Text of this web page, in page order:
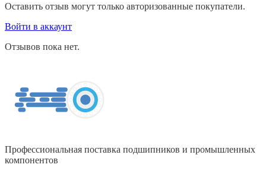
Оставить отзыв могут только авторизованные покупатели.
Войти в аккаунт
Отзывов пока нет.
Профессиональная поставка подшипников и промышленных
компонентов